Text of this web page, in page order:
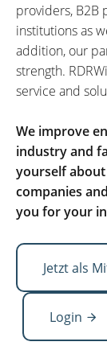
providers, B2B
institutions as
addition, our
strength.
service and
We improve
industry and
yourself
companies
you for your
Jetzt als
Login